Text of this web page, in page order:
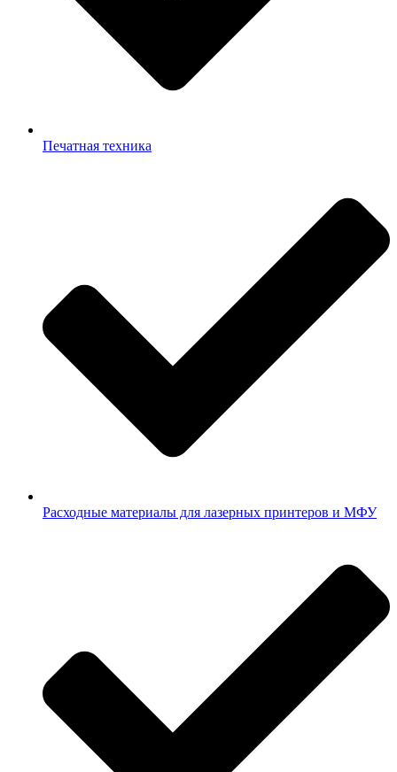
Печатная техника
Расходные материалы для лазерных принтеров и МФУ